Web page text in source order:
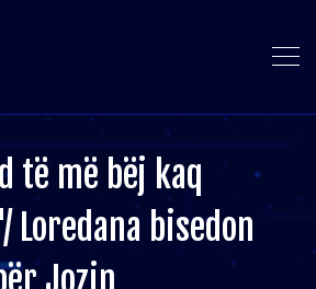
të më bëj kaq
Loredana bisedon
Jozin